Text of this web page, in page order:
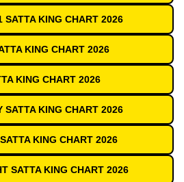
SATTA KING CHART 2026
KING CHART 2026
KING CHART 2026
SATTA KING CHART 2026
KING CHART 2026
SATTA KING CHART 2026